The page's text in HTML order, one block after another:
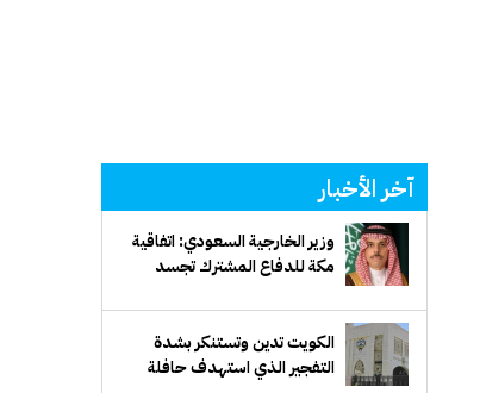
آخر الأخبار
وزير الخارجية السعودي: اتفاقية
مكة للدفاع المشترك تجسد
والاستقرار
الكويت تدين وتستنكر بشدة
التفجير الذي استهدف حافلة